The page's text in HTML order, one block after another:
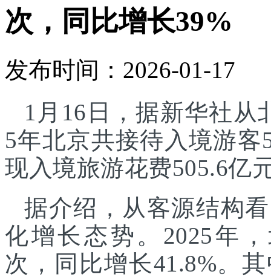
次，同比增长39%
发布时间：2026-01-17
1月16日，据新华社从
5年北京共接待入境游客
现入境旅游花费505.6亿
据介绍，从客源结构
化增长态势。2025年
次，同比增长41.8%。